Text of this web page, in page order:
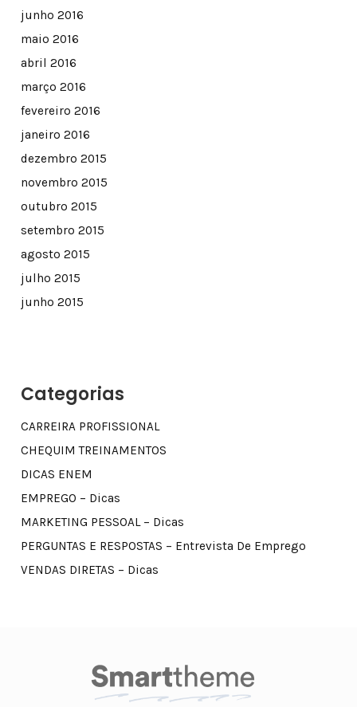
junho 2016
maio 2016
abril 2016
março 2016
fevereiro 2016
janeiro 2016
dezembro 2015
novembro 2015
outubro 2015
setembro 2015
agosto 2015
julho 2015
junho 2015
Categorias
CARREIRA PROFISSIONAL
CHEQUIM TREINAMENTOS
DICAS ENEM
EMPREGO – Dicas
MARKETING PESSOAL – Dicas
PERGUNTAS E RESPOSTAS – Entrevista De Emprego
VENDAS DIRETAS – Dicas